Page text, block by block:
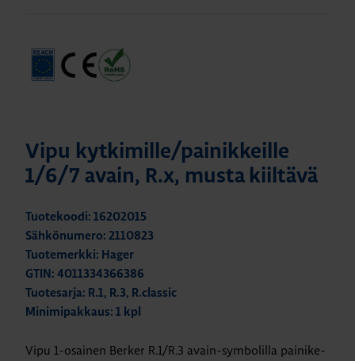
Vipu kytkimille/painikkeille
1/6/7 avain, R.x, musta kiiltävä
Tuotekoodi: 16202015
Sähkönumero: 2110823
Tuotemerkki: Hager
GTIN: 4011334366386
Tuotesarja: R.1, R.3, R.classic
Minimipakkaus: 1 kpl
Vipu 1-osainen Berker R.1/R.3 avain-symbolilla painike-